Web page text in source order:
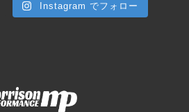
Instagram でフォロー